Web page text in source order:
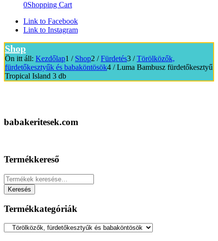
0Shopping Cart
Link to Facebook
Link to Instagram
Shop
Ön itt áll: Kezdőlap1 / Shop2 / Fürdetés3 / Törölközők,
fürdetőkesztyűk és babaköntösök4 / Luma Bambusz fürdetőkesztyű
Tropical Island 3 db
babakeritesek.com
Termékkereső
Keresés
a
következőre:
Keresés
Termékkategóriák